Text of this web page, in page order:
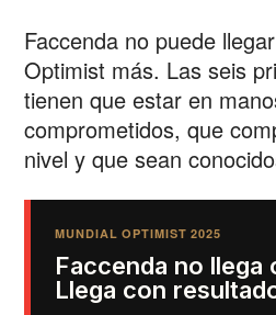
Faccenda no puede
Optimist más. Las seis
tienen que estar en
comprometidos, que
nivel y que sean
MUNDIAL OPTIMIST 2025
Faccenda no llega
Llega con